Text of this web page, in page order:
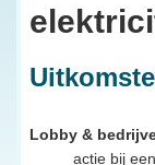
Lobby &
actie bij